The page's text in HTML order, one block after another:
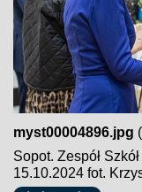
myst00004896.jpg
Sopot. Zespół
15.10.2024 fot.